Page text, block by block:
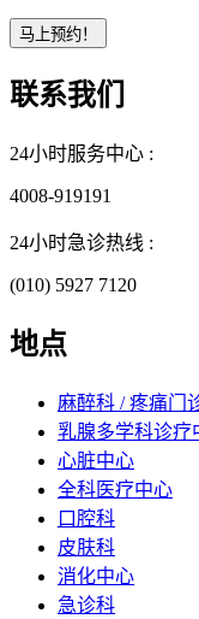
联系我们
24小时服务中心 :
4008-919191
24小时急诊热线 :
(010) 5927 7120
地点
麻醉科 / 疼痛门
乳腺多学科诊疗
心脏中心
全科医疗中心
口腔科
皮肤科
消化中心
急诊科